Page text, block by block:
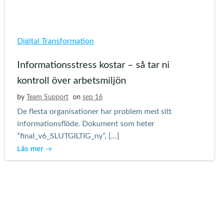
Digital Transformation
Informationsstress kostar – så tar ni
kontroll över arbetsmiljön
by Team Support on sep 16
De flesta organisationer har problem med sitt
informationsflöde. Dokument som heter
”final_v6_SLUTGILTIG_ny”, […]
Läs mer